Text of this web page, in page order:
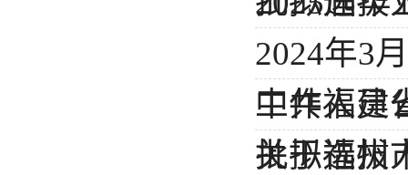
2024年3
工作人员
中共福建
批拟选拔
关于福州